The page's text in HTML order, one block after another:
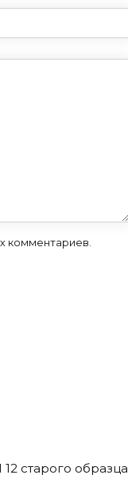
комментариев.
старого образца